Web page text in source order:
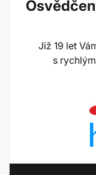
Již 19 let
s